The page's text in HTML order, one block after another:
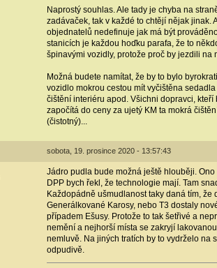
Naprostý souhlas. Ale tady je chyba na
zadávaček, tak v každé to chtějí nějak
objednatelů nedefinuje jak má být
stanicích je každou hoďku parafa, že to
špinavými vozidly, protože proč by jezdili na
Možná budete namítat, že by to bylo
vozidlo mokrou cestou mít vyčištěna
čištění interiéru apod. Všichni dopravci,
započítá do ceny za ujetý KM ta mokrá
(čistotný)...
sobota, 19. prosince 2020 - 13:57:43
Jádro pudla bude možná ještě hlouběji.
DPP bych řekl, že technologie mají. Tam
Každopádně ušmudlanost taky daná tím,
Generálkované Karosy, nebo T3 dostaly
případem Ešusy. Protože to tak šetřivé a
nemění a nejhorší místa se zakryjí
nemluvě. Na jiných tratích by to vydrželo na
odpudivě.